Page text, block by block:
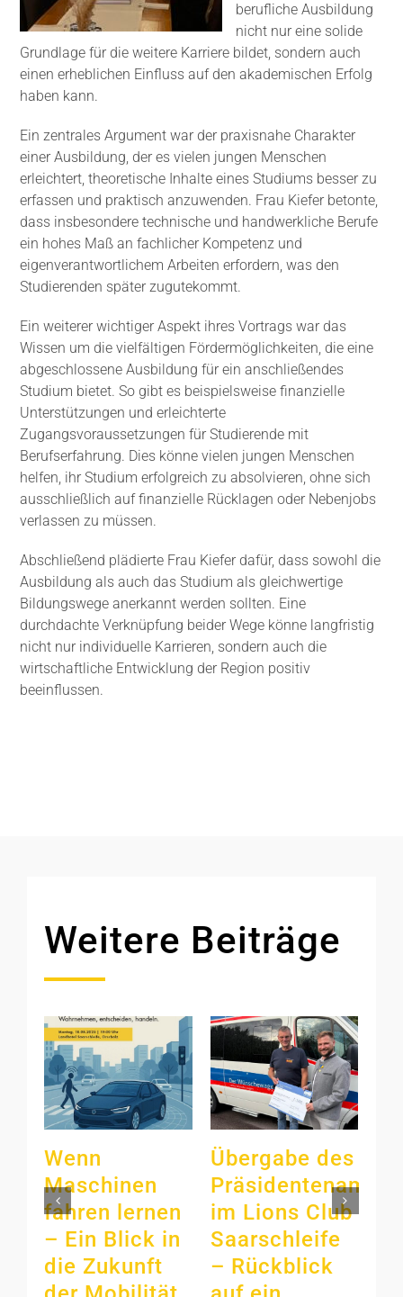
berufliche Ausbildung
nicht nur eine solide
Grundlage für die weitere Karriere bildet, sondern auch
einen erheblichen Einfluss auf den akademischen Erfolg
haben kann.
Ein zentrales Argument war der praxisnahe Charakter
einer Ausbildung, der es vielen jungen Menschen
erleichtert, theoretische Inhalte eines Studiums besser zu
erfassen und praktisch anzuwenden. Frau Kiefer betonte,
dass insbesondere technische und handwerkliche Berufe
ein hohes Maß an fachlicher Kompetenz und
eigenverantwortlichem Arbeiten erfordern, was den
Studierenden später zugutekommt.
Ein weiterer wichtiger Aspekt ihres Vortrags war das
Wissen um die vielfältigen Fördermöglichkeiten, die eine
abgeschlossene Ausbildung für ein anschließendes
Studium bietet. So gibt es beispielsweise finanzielle
Unterstützungen und erleichterte
Zugangsvoraussetzungen für Studierende mit
Berufserfahrung. Dies könne vielen jungen Menschen
helfen, ihr Studium erfolgreich zu absolvieren, ohne sich
ausschließlich auf finanzielle Rücklagen oder Nebenjobs
verlassen zu müssen.
Abschließend plädierte Frau Kiefer dafür, dass sowohl die
Ausbildung als auch das Studium als gleichwertige
Bildungswege anerkannt werden sollten. Eine
durchdachte Verknüpfung beider Wege könne langfristig
nicht nur individuelle Karrieren, sondern auch die
wirtschaftliche Entwicklung der Region positiv
beeinflussen.
Weitere Beiträge
Wenn
Maschinen
fahren lernen
– Ein Blick in
die Zukunft
Übergabe des
Präsidentenamts
im Lions Club
Saarschleife
– Rückblick